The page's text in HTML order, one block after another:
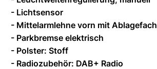
- Lichtsensor
- Mittelarmlehne vorn mit Ablagefach
- Parkbremse elektrisch
- Polster: Stoff
- Radiozubehör: DAB+ Radio